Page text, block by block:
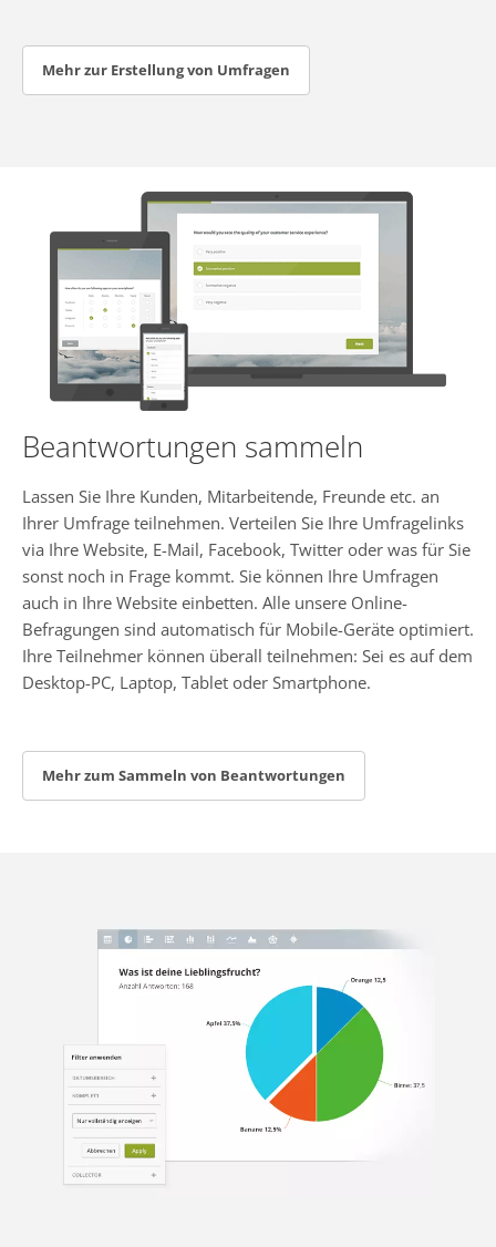
Mehr zur Erstellung von Umfragen
Beantwortungen sammeln
Lassen Sie Ihre Kunden, Mitarbeitende, Freunde etc. an
Ihrer Umfrage teilnehmen. Verteilen Sie Ihre Umfragelinks
via Ihre Website, E-Mail, Facebook, Twitter oder was für Sie
sonst noch in Frage kommt. Sie können Ihre Umfragen
auch in Ihre Website einbetten. Alle unsere Online-
Befragungen sind automatisch für Mobile-Geräte optimiert.
Ihre Teilnehmer können überall teilnehmen: Sei es auf dem
Desktop-PC, Laptop, Tablet oder Smartphone.
Mehr zum Sammeln von Beantwortungen